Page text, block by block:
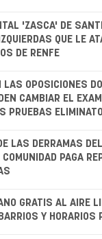
'ZASCA' DE
QUE LE
DE RENFE
LAS OPOSICIONES
CAMBIAR EL
PRUEBAS
LAS DERRAMAS
PAGA
GRATIS AL AIRE
Y HORARIOS